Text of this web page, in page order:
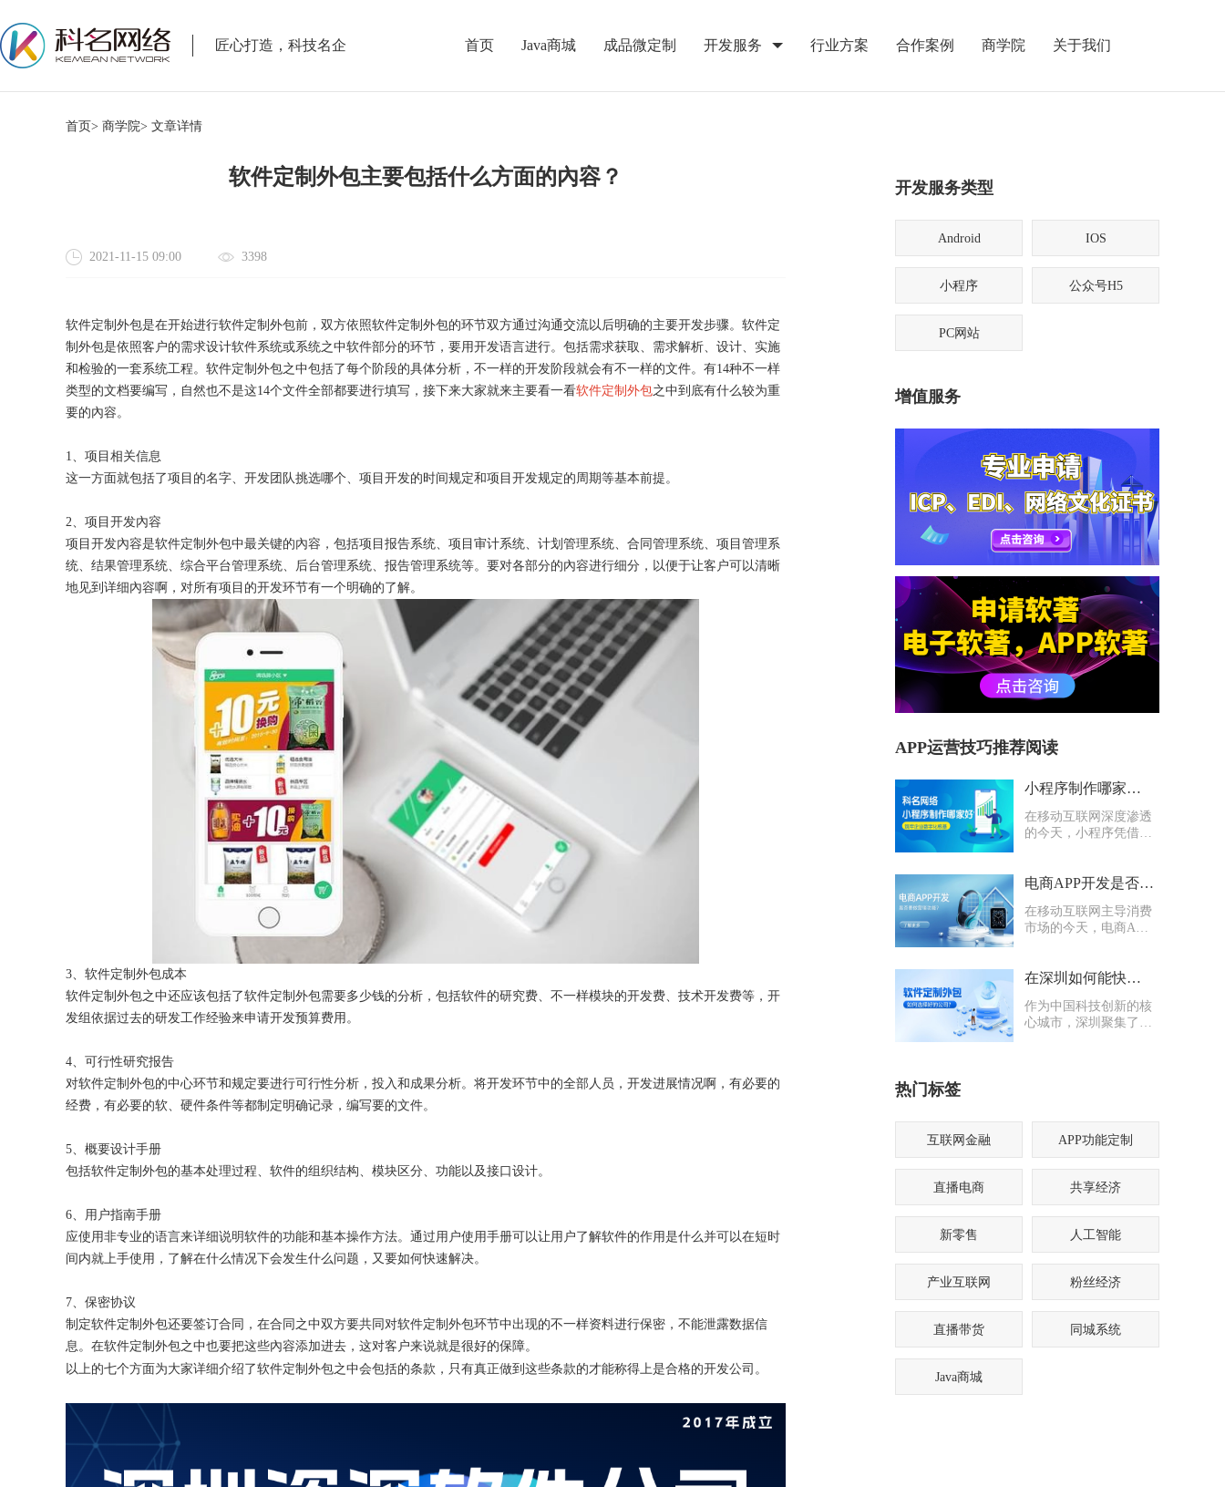
匠心打造，科技名企 首页 Java商城 成品微定制 开发服务 行业方案 合作案例 商学院 关于我们
首页> 商学院> 文章详情
软件定制外包主要包括什么方面的內容？
2021-11-15 09:00 3398
软件定制外包是在开始进行软件定制外包前，双方依照软件定制外包的环节双方通过沟通交流以后明确的主要开发步骤。软件定
制外包是依照客户的需求设计软件系统或系统之中软件部分的环节，要用开发语言进行。包括需求获取、需求解析、设计、实施
和检验的一套系统工程。软件定制外包之中包括了每个阶段的具体分析，不一样的开发阶段就会有不一样的文件。有14种不一样
类型的文档要编写，自然也不是这14个文件全部都要进行填写，接下来大家就来主要看一看软件定制外包之中到底有什么较为重
要的內容。
1、项目相关信息
这一方面就包括了项目的名字、开发团队挑选哪个、项目开发的时间规定和项目开发规定的周期等基本前提。
2、项目开发內容
项目开发內容是软件定制外包中最关键的內容，包括项目报告系统、项目审计系统、计划管理系统、合同管理系统、项目管理系
统、结果管理系统、综合平台管理系统、后台管理系统、报告管理系统等。要对各部分的內容进行细分，以便于让客户可以清晰
地见到详细內容啊，对所有项目的开发环节有一个明确的了解。
3、软件定制外包成本
软件定制外包之中还应该包括了软件定制外包需要多少钱的分析，包括软件的研究费、不一样模块的开发费、技术开发费等，开
发组依据过去的研发工作经验来申请开发预算费用。
4、可行性研究报告
对软件定制外包的中心环节和规定要进行可行性分析，投入和成果分析。将开发环节中的全部人员，开发进展情况啊，有必要的
经费，有必要的软、硬件条件等都制定明确记录，编写要的文件。
5、概要设计手册
包括软件定制外包的基本处理过程、软件的组织结构、模块区分、功能以及接口设计。
6、用户指南手册
应使用非专业的语言来详细说明软件的功能和基本操作方法。通过用户使用手册可以让用户了解软件的作用是什么并可以在短时
间内就上手使用，了解在什么情况下会发生什么问题，又要如何快速解决。
7、保密协议
制定软件定制外包还要签订合同，在合同之中双方要共同对软件定制外包环节中出现的不一样资料进行保密，不能泄露数据信
息。在软件定制外包之中也要把这些內容添加进去，这对客户来说就是很好的保障。
以上的七个方面为大家详细介绍了软件定制外包之中会包括的条款，只有真正做到这些条款的才能称得上是合格的开发公司。
开发服务类型
Android IOS
小程序 公众号H5
PC网站
增值服务
APP运营技巧推荐阅读
小程序制作哪家好？科名网络用专业筑牢企业数字化根基
在移动互联网深度渗透
的今天，小程序凭借轻
打通线上渠道、沉淀私
论是初创商户还是成熟
企业，都纷纷布局小程
电商APP开发是否要多做营销功能
在移动互联网主导消费
市场的今天，电商APP
体。不少企业在开发电
个两难困境：电商APP
开发是否要多做营销功
在深圳如何能快速找到一家优质的软件定制外包公司
作为中国科技创新的核
心城市，深圳聚集了海
司时，常常陷入“选择
热门标签
互联网金融 APP功能定制
直播电商 共享经济
新零售 人工智能
产业互联网 粉丝经济
直播带货 同城系统
Java商城
获得产品报价方案
1万个想法不如1次的方案落地
扫码添加[商务总监]沟通方案